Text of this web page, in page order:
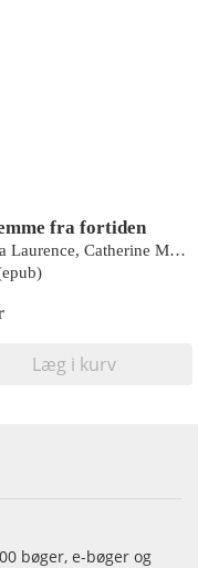
fra fortiden
Andrea Laurence, Catherine Mann, Joss Wood, Kat Cantrell
Læg i kurv
bøger, e-bøger og